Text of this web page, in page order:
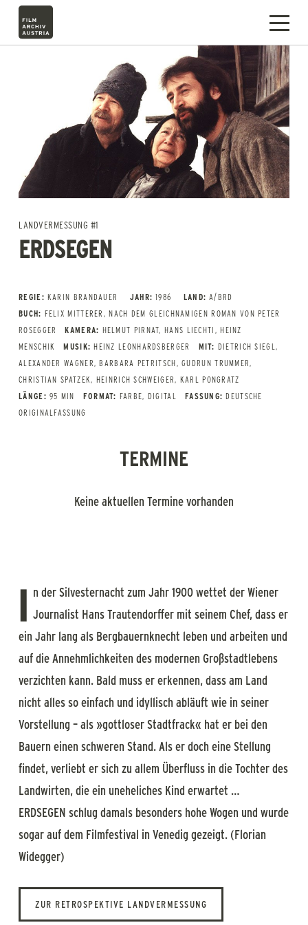
LANDVERMESSUNG #1
ERDSEGEN
REGIE: KARIN BRANDAUER JAHR: 1986 LAND: A/BRD
BUCH: FELIX MITTERER, NACH DEM GLEICHNAMIGEN ROMAN VON PETER
ROSEGGER
KAMERA: HELMUT PIRNAT, HANS LIECHTI, HEINZ
MENSCHIK
MUSIK: HEINZ LEONHARDSBERGER MIT: DIETRICH SIEGL,
ALEXANDER WAGNER, BARBARA PETRITSCH, GUDRUN TRUMMER,
CHRISTIAN SPATZEK, HEINRICH SCHWEIGER, KARL PONGRATZ
LÄNGE: 95 MIN FORMAT: FARBE, DIGITAL FASSUNG: DEUTSCHE
ORIGINALFASSUNG
TERMINE
Keine aktuellen Termine vorhanden
I n der Silvesternacht zum Jahr 1900 wettet der Wiener
Journalist Hans Trautendorffer mit seinem Chef, dass er
ein Jahr lang als Bergbauernknecht leben und arbeiten und
auf die Annehmlichkeiten des modernen Großstadtlebens
verzichten kann. Bald muss er erkennen, dass am Land
nicht alles so einfach und idyllisch abläuft wie in seiner
Vorstellung – als »gottloser Stadtfrack« hat er bei den
Bauern einen schweren Stand. Als er doch eine Stellung
findet, verliebt er sich zu allem Überfluss in die Tochter des
Landwirten, die ein uneheliches Kind erwartet …
ERDSEGEN schlug damals besonders hohe Wogen und wurde
sogar auf dem Filmfestival in Venedig gezeigt. (Florian
Widegger)
ZUR RETROSPEKTIVE LANDVERMESSUNG